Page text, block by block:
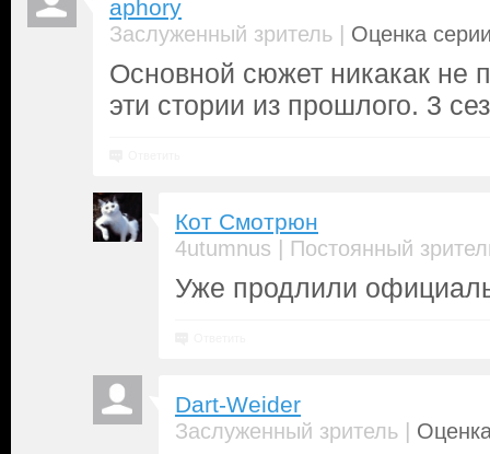
aphory
Заслуженный зритель | Оценка
Основной сюжет никакак не
эти стории из прошлого. 3
Кот Смотрюн
4utumnus | Постоянный
Уже продлили
Dart-Weider
Заслуженный зритель |